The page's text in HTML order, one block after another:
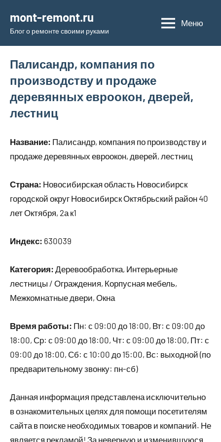
содержимому
mont-remont.ru
Блог о ремонте своими руками
Меню
Палисандр, компания по
производству и продаже
деревянных евроокон, дверей,
лестниц
Название: Палисандр, компания по производству и
продаже деревянных евроокон, дверей, лестниц
Страна: Новосибирская область Новосибирск
городской округ Новосибирск Октябрьский район 40
лет Октября, 2а к1
Индекс: 630039
Категория: Деревообработка, Интерьерные
лестницы / Ограждения, Корпусная мебель,
Межкомнатные двери, Окна
Время работы: Пн: с 09:00 до 18:00, Вт: с 09:00 до
18:00, Ср: с 09:00 до 18:00, Чт: с 09:00 до 18:00, Пт: с
09:00 до 18:00, Сб: с 10:00 до 15:00, Вс: выходной (по
предварительному звонку: пн-сб)
Данная информация представлена исключительно
в ознакомительных целях для помощи посетителям
сайта в поиске необходимых товаров и компаний. Не
является рекламой! За неверную и изменившуюся